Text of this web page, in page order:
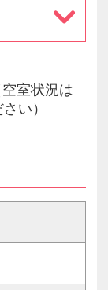
室状況は
い）